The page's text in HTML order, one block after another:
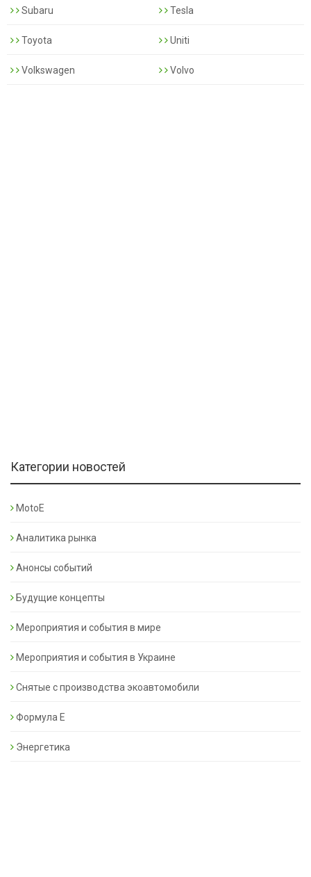
Subaru Tesla
Toyota Uniti
Volkswagen Volvo
Категории новостей
MotoE
Аналитика рынка
Анонсы событий
Будущие концепты
Мероприятия и события в мире
Мероприятия и события в Украине
Снятые с производства экоавтомобили
Формула Е
Энергетика